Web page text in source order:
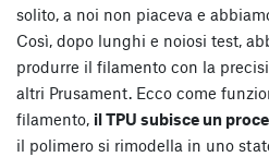
solito, a noi non piaceva e
Così, dopo lunghi e noiosi test,
produrre il filamento con la
altri Prusament. Ecco come
filamento, il TPU subisce un
il polimero si rimodella in uno